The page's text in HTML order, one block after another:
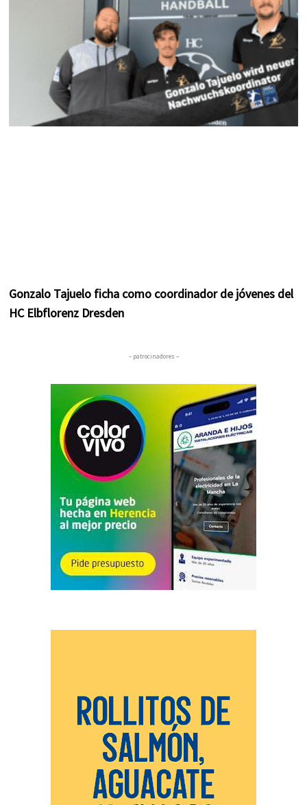
m t
Gonzalo Tajuelo ficha como coordinador de jóvenes del
HC Elbflorenz Dresden
– patrocinadores –